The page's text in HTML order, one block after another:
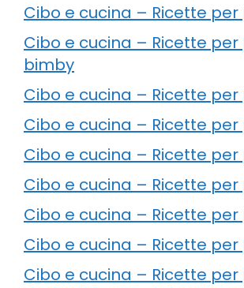
Cibo e cucina – Ricette
Cibo e cucina – Ricette
bimby
Cibo e cucina – Ricette
Cibo e cucina – Ricette
Cibo e cucina – Ricette per
Cibo e cucina – Ricette
Cibo e cucina – Ricette per
Cibo e cucina – Ricette
Cibo e cucina – Ricette per